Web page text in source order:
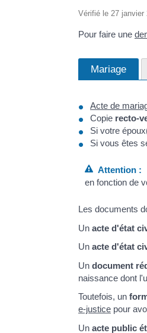
Vérifié le 27 janvier
Pour faire une
Mariage
Acte de
Copie recto-
Si votre
Si vous êtes
Attention :
en fonction de
Les documents
Un acte d'état
Un acte d'état
Un document
naissance dont
Toutefois, un
e-justice pour
Un acte public